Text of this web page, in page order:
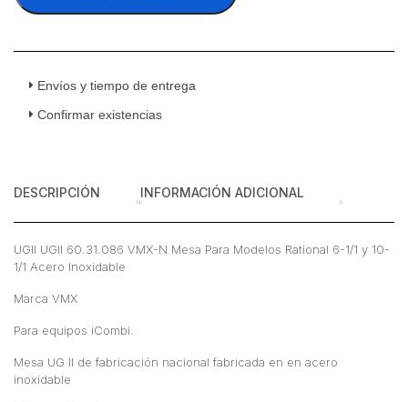
N
Para
Inoxidable
cantidad
Envíos y tiempo de entrega
Confirmar existencias
DESCRIPCIÓN INFORMACIÓN ADICIONAL
UGII UGII 60.31.086 VMX-N Mesa Para Modelos Rational 6-1/1 y 10-
1/1 Acero Inoxidable
Marca VMX
Para equipos iCombi.
Mesa UG II de fabricación nacional fabricada en en acero
inoxidable